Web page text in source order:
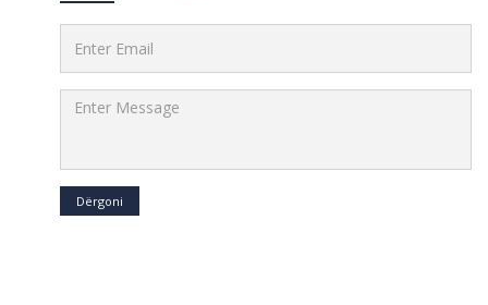
Dërgoni